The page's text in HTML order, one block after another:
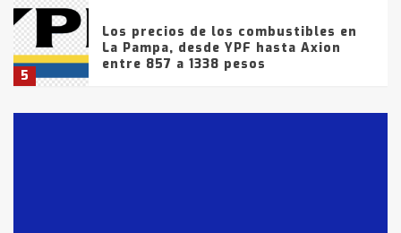
5
Los precios de los combustibles en
La Pampa, desde YPF hasta Axion
entre 857 a 1338 pesos